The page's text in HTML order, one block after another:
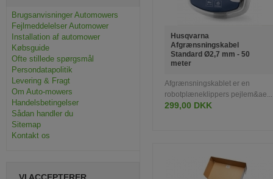
Husqvarna
Afgrænsningskabel
Standard Ø2,7 mm - 50
meter
Afgrænsningskablet er en
robotplæneklippers pejlem&ae...
299,00 DKK
Brugsanvisninger Automowers
Fejlmeddelelser Automower
Installation af automower
Købsguide
Ofte stillede spørgsmål
Persondatapolitik
Levering & Fragt
Om Auto-mowers
Handelsbetingelser
Sådan handler du
Sitemap
Kontakt os